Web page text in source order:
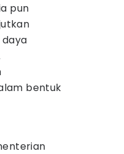
pun
bentuk